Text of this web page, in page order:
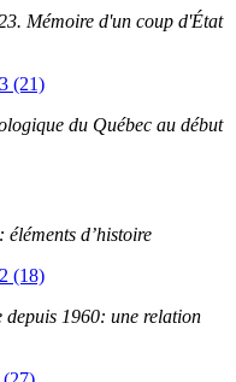
Mémoire d'un coup d'État
(21)
du Québec au début
éléments d’histoire
(18)
depuis 1960: une relation